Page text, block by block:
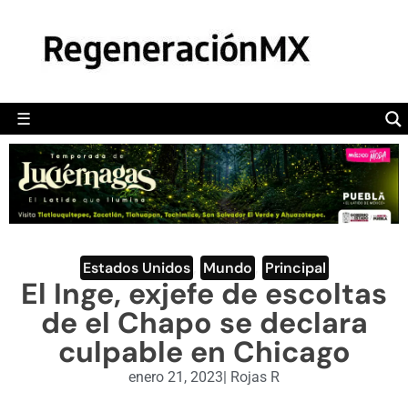
☰
POLÍTICA
CAMALEÓN
OPINIÓN
DEPORTES
ENGLISH SECTION
VIDEOS
Estados Unidos Mundo Principal
El Inge, exjefe de escoltas
de el Chapo se declara
culpable en Chicago
enero 21, 2023| Rojas R